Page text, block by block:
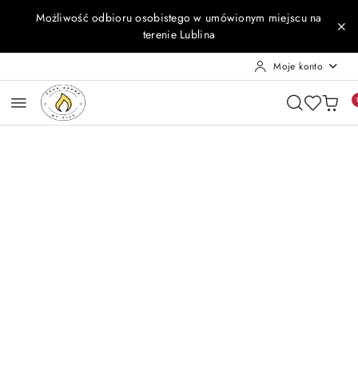
Przejdź do treści głównej
Przejdź do wyszukiwarki
Przejdź do moje konto
Przejdź do menu głównego
Przejdź do opisu produktu
Przejdź do stopki
Możliwość odbioru osobistego w umówionym miejscu na
terenie Lublina
Moje konto